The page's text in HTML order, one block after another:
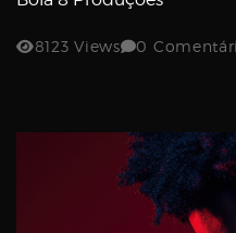
8123 Views 0